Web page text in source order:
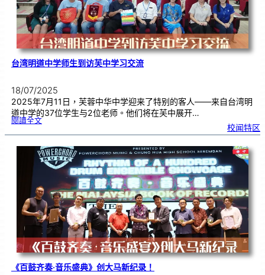
台湾明道中学师生到访芙中学习交流
18/07/2025
2025年7月11日，芙蓉中华中学迎来了特别的客人——来自台湾明
道中学的37位学生与2位老师。他们将在芙中展开…
閱讀全文:台
道
学
师
生
到
访
芙
中
流
校闻特区
《百鼓齐奏·音乐盛典》创大马新纪录！